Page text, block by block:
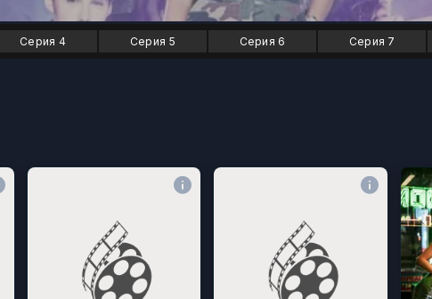
Серия 4 Серия 5 Серия 6 Серия 7